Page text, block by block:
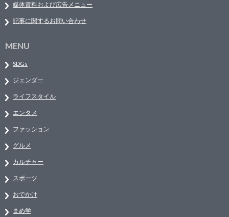
媒体資料および広告メニュー
記事に関するお問い合わせ
MENU
SDGs
ジェンダー
ライフスタイル
エンタメ
ファッション
グルメ
カルチャー
スポーツ
おでかけ
まめ学